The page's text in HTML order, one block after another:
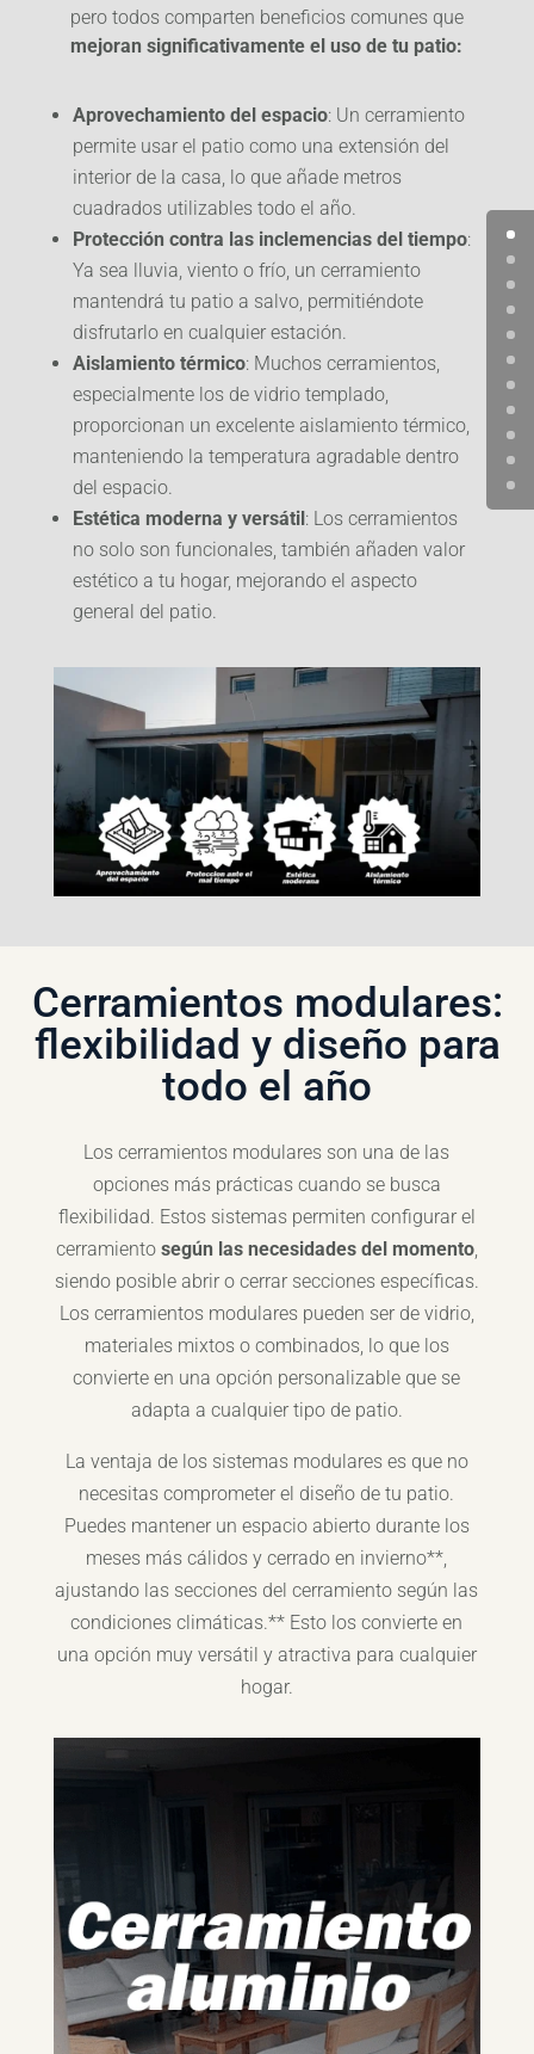
pero todos comparten beneficios comunes que
mejoran significativamente el uso de tu patio:
Aprovechamiento del espacio: Un cerramiento
permite usar el patio como una extensión del
interior de la casa, lo que añade metros
cuadrados utilizables todo el año.
Protección contra las inclemencias del tiempo:
Ya sea lluvia, viento o frío, un cerramiento
mantendrá tu patio a salvo, permitiéndote
disfrutarlo en cualquier estación.
Aislamiento térmico: Muchos cerramientos,
especialmente los de vidrio templado,
proporcionan un excelente aislamiento térmico,
manteniendo la temperatura agradable dentro
del espacio.
Estética moderna y versátil : Los cerramientos
no solo son funcionales, también añaden valor
estético a tu hogar, mejorando el aspecto
general del patio.
Cerramientos modulares:
flexibilidad y diseño para
todo el año
Los cerramientos modulares son una de las
opciones más prácticas cuando se busca
flexibilidad. Estos sistemas permiten configurar el
cerramiento según las necesidades del momento,
siendo posible abrir o cerrar secciones específicas.
Los cerramientos modulares pueden ser de vidrio,
materiales mixtos o combinados, lo que los
convierte en una opción personalizable que se
adapta a cualquier tipo de patio.
La ventaja de los sistemas modulares es que no
necesitas comprometer el diseño de tu patio.
Puedes mantener un espacio abierto durante los
meses más cálidos y cerrado en invierno**,
ajustando las secciones del cerramiento según las
condiciones climáticas.** Esto los convierte en
una opción muy versátil y atractiva para cualquier
hogar.